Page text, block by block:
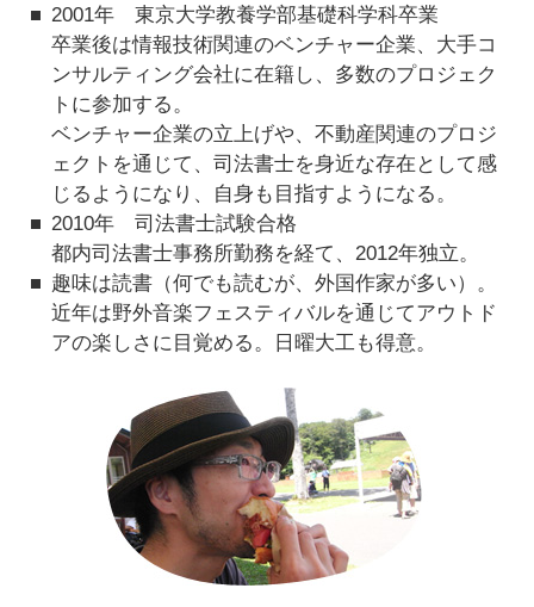
2001年 東京大学教養学部基礎科学科卒業
卒業後は情報技術関連のベンチャー企業、大手コ
ンサルティング会社に在籍し、多数のプロジェク
トに参加する。
ベンチャー企業の立上げや、不動産関連のプロジ
ェクトを通じて、司法書士を身近な存在として感
じるようになり、自身も目指すようになる。
2010年 司法書士試験合格
都内司法書士事務所勤務を経て、2012年独立。
趣味は読書（何でも読むが、外国作家が多い）。
近年は野外音楽フェスティバルを通じてアウトド
アの楽しさに目覚める。日曜大工も得意。